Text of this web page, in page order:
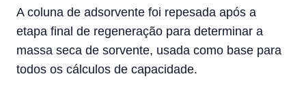
A coluna de adsorvente foi repesada após a
etapa final de regeneração para determinar a
massa seca de sorvente, usada como base para
todos os cálculos de capacidade.